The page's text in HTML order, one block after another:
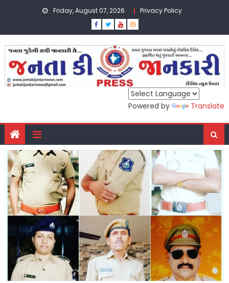
Friday, August 07, 2026 Privacy Policy
Powered by Translate